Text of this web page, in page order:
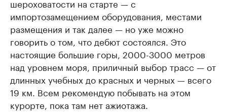
шероховатости на старте — с
импортозамещением оборудования, местами
размещения и так далее — но уже можно
говорить о том, что дебют состоялся. Это
настоящие большие горы, 2000-3000 метров
над уровнем моря, приличный выбор трасс — от
длинных учебных до красных и черных — всего
19 км. Всем рекомендую побывать на этом
курорте, пока там нет ажиотажа.